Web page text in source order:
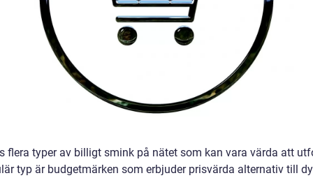
flera typer av billigt smink på nätet som kan vara värda att
typ är budgetmärken som erbjuder prisvärda alternativ till